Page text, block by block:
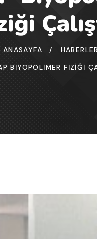
ANASAYFA / HABERLER
BIYOPOLIMER FIZIĞI